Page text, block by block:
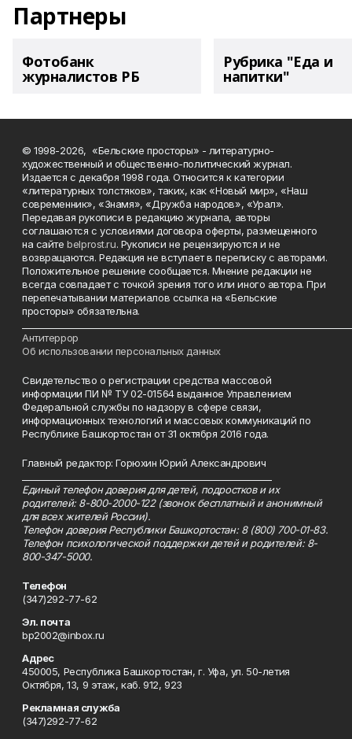
Партнеры
Фотобанк
журналистов РБ
Рубрика "Еда и
напитки"
© 1998-2026, «Бельские просторы» - литературно-
художественный и общественно-политический журнал.
Издается с декабря 1998 года. Относится к категории
«литературных толстяков», таких, как «Новый мир», «Наш
современник», «Знамя», «Дружба народов», «Урал».
Передавая рукописи в редакцию журнала, авторы
соглашаются с условиями договора оферты, размещенного
на сайтеbelprost.ru. Рукописи не рецензируются и не
возвращаются. Редакция не вступает в переписку с авторами.
Положительное решение сообщается. Мнение редакции не
всегда совпадает с точкой зрения того или иного автора. При
перепечатывании материалов ссылка на «Бельские
просторы» обязательна.
Антитеррор
Об использовании персональных данных
Свидетельство о регистрации средства массовой
информации ПИ № ТУ 02-01564 выданное Управлением
Федеральной службы по надзору в сфере связи,
информационных технологий и массовых коммуникаций по
Республике Башкортостан от 31 октября 2016 года.
Главный редактор: Горюхин Юрий Александрович
Единый телефон доверия для детей, подростков и их
родителей: 8-800-2000-122 (звонок бесплатный и анонимный
для всех жителей России).
Телефон доверия Республики Башкортостан: 8 (800) 700-01-83.
Телефон психологической поддержки детей и родителей: 8-
800-347-5000.
Телефон
(347)292-77-62
Эл. почта
bp2002@inbox.ru
Адрес
450005, Республика Башкортостан, г. Уфа, ул. 50-летия
Октября, 13, 9 этаж, каб. 912, 923
Рекламная служба
(347)292-77-62